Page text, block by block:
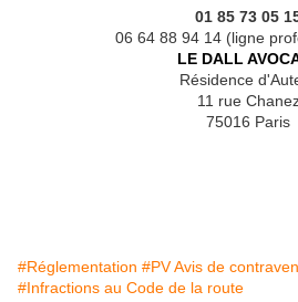
01 85 73 05
06 64 88 94 14 (ligne
LE DALL
Résidence
11 rue
75016 Paris
#Réglementation #PV Avis de
#Infractions au Code de la route